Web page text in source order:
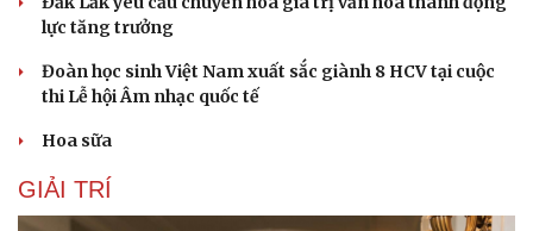
Sân khấu - Điện ảnh
Âm nhạc
Di sản
Sao Việt
lực tăng trưởng
Đoàn học sinh Việt Nam xuất sắc giành 8 HCV tại cuộc
thi Lễ hội Âm nhạc quốc tế
Hoa sữa
GIẢI TRÍ